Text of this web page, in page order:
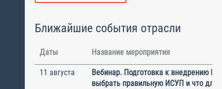
Ближайшие события отрасли
Даты Название мероприятия
11 августа
Вебинар. Подготовка к внедрению
выбрать правильную ИСУП и что для